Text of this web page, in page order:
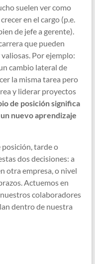
suelen ver como
en el cargo (p.e.
de jefe a gerente).
que pueden
Por ejemplo:
cambio lateral de
la misma tarea pero
y liderar proyectos
de posición significa
nuevo aprendizaje
posición, tarde o
dos decisiones: a
otra empresa, o nivel
Actuemos en
colaboradores
dentro de nuestra